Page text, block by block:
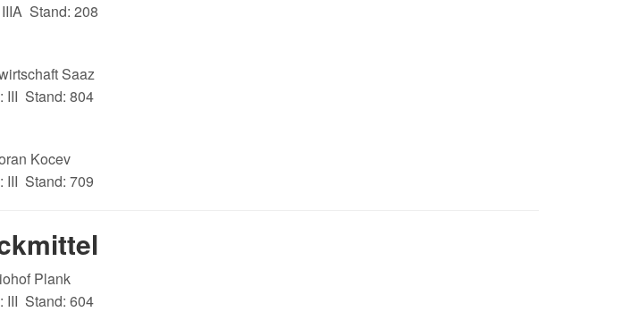
Stand: 208
Saaz
III Stand: 804
Kocev
III Stand: 709
Plank
III Stand: 604